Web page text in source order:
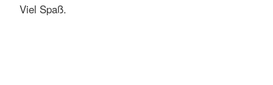
Viel Spaß.